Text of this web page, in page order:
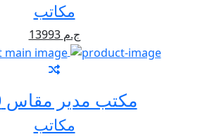
مكاتب
13993 ج.م
مكتب مدير مقاس 180
مكاتب